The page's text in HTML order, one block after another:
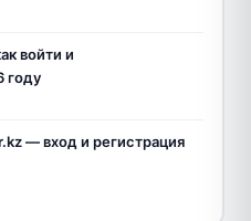
войти и
году
— вход и регистрация